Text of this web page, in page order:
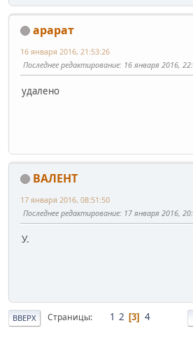
арарат
16 января 2016, 21:53:26
Последнее редактирование: 16 января 2016,
удалено
ВАЛЕНТ
17 января 2016, 08:51:50
Последнее редактирование: 17 января 2016,
У.
ВВЕРХ Страницы 1 2 3 4